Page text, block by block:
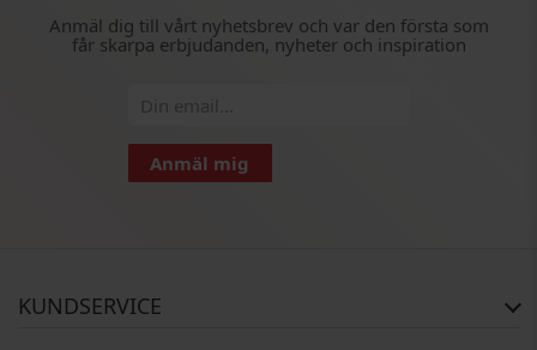
Anmäl dig till vårt nyhetsbrev och var den första som
får skarpa erbjudanden, nyheter och inspiration
Anmäl mig
KUNDSERVICE